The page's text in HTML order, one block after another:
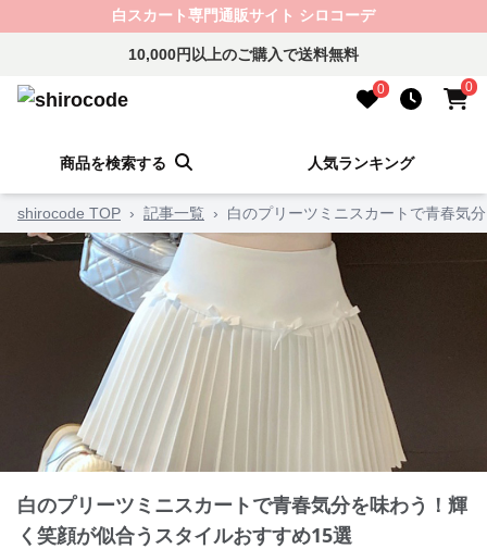
白スカート専門通販サイト シロコーデ
10,000円以上のご購入で送料無料
0 0
商品を検索する 人気ランキング
shirocode TOP › 記事一覧 › 白のプリーツミニスカートで青春気
白のプリーツミニスカートで青春気分を味わう！輝
く笑顔が似合うスタイルおすすめ15選